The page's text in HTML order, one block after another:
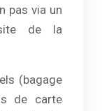
pas via un
de la
(bagage
de carte